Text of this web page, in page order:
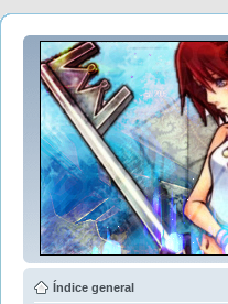
Índice general